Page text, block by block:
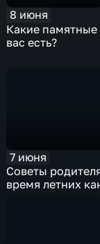
8 июня
Какие
вас есть?
7 июня
Советы
время летних